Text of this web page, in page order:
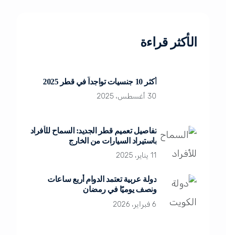
الأكثر قراءة
أكثر 10 جنسيات تواجداً في قطر 2025
30 أغسطس، 2025
تفاصيل تعميم قطر الجديد: السماح للأفراد
باستيراد السيارات من الخارج
11 يناير، 2025
دولة عربية تعتمد الدوام أربع ساعات
ونصف يوميًا في رمضان
6 فبراير، 2026